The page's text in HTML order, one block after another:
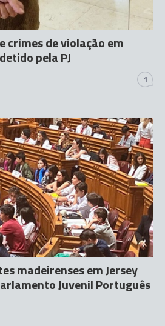
crimes de violação em
pela PJ
1
madeirenses em Jersey
Juvenil Português